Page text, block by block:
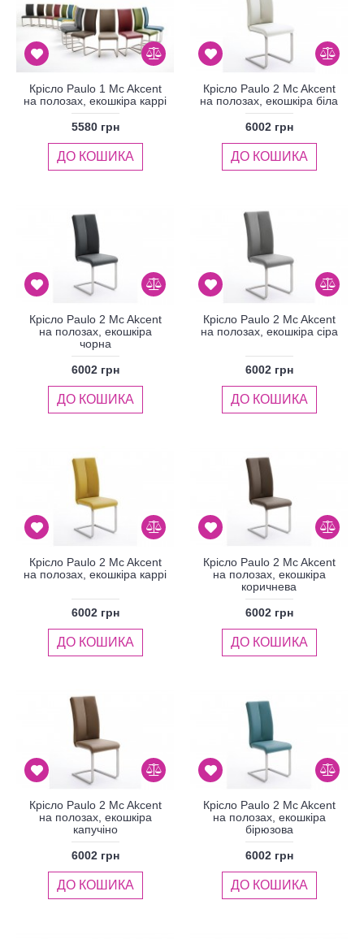
Крісло Paulo 1 Mc Akcent
на полозах, екошкіра каррі
5580 грн
ДО КОШИКА
Крісло Paulo 2 Mc Akcent
на полозах, екошкіра біла
6002 грн
ДО КОШИКА
Крісло Paulo 2 Mc Akcent
на полозах, екошкіра
чорна
6002 грн
ДО КОШИКА
Крісло Paulo 2 Mc Akcent
на полозах, екошкіра сіра
6002 грн
ДО КОШИКА
Крісло Paulo 2 Mc Akcent
на полозах, екошкіра каррі
6002 грн
ДО КОШИКА
Крісло Paulo 2 Mc Akcent
на полозах, екошкіра
коричнева
6002 грн
ДО КОШИКА
Крісло Paulo 2 Mc Akcent
на полозах, екошкіра
капучіно
6002 грн
ДО КОШИКА
Крісло Paulo 2 Mc Akcent
на полозах, екошкіра
бірюзова
6002 грн
ДО КОШИКА